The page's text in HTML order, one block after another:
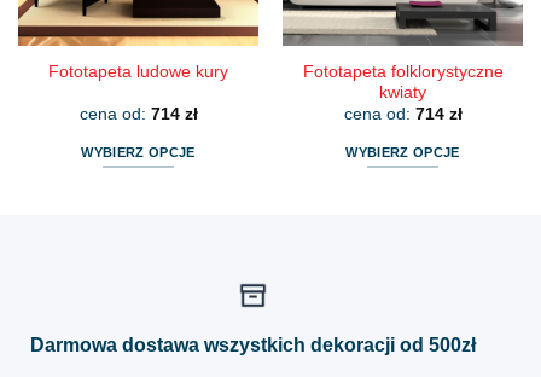
produktu
produktu
Fototapeta ludowe kury
cena od: 714 zł
WYBIERZ OPCJE
Fototapeta folklorystyczne
kwiaty
cena od: 714 zł
WYBIERZ OPCJE
Darmowa dostawa wszystkich dekoracji od 500zł